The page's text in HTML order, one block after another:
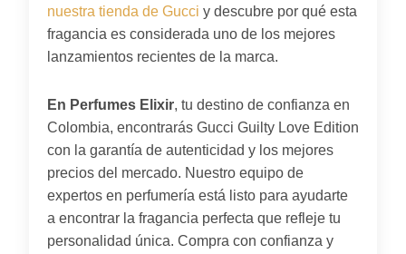
nuestra tienda de Gucci y descubre por qué esta
fragancia es considerada uno de los mejores
lanzamientos recientes de la marca.
En Perfumes Elixir, tu destino de confianza en
Colombia, encontrarás Gucci Guilty Love Edition
con la garantía de autenticidad y los mejores
precios del mercado. Nuestro equipo de
expertos en perfumería está listo para ayudarte
a encontrar la fragancia perfecta que refleje tu
personalidad única. Compra con confianza y